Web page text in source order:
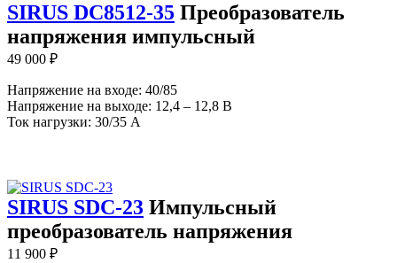
SIRUS DC8512-35 Преобразователь
напряжения импульсный
49 000 ₽
Напряжение на входе: 40/85
Напряжение на выходе: 12,4 – 12,8 В
Ток нагрузки: 30/35 А
SIRUS SDC-23 Импульсный
преобразователь напряжения
11 900 ₽